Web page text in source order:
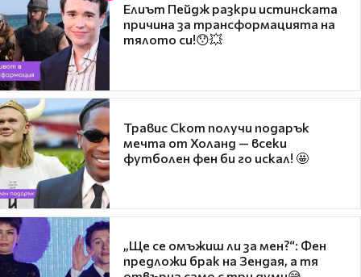
Елиът Пейдж разкри истинската
причина за трансформацията на
тялото си!😯💥
Травис Скот получи подарък
мечта от Холанд — всеки
футболен фен би го искал! 🤩
„Ще се омъжиш ли за мен?“: Фен
предложи брак на Зендая, а тя